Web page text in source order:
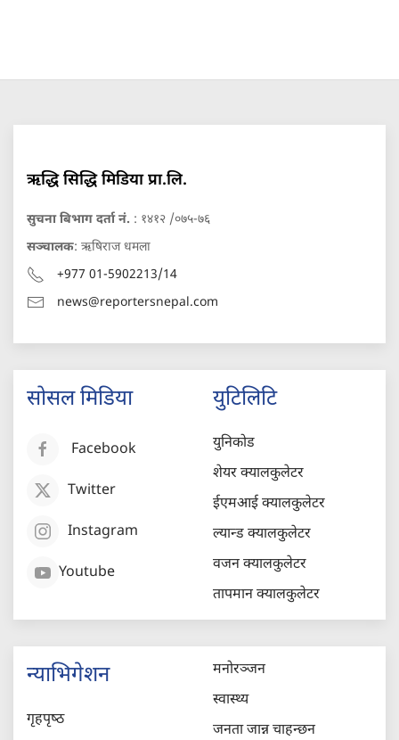
ऋद्धि सिद्धि मिडिया प्रा.लि.
सुचना बिभाग दर्ता नं. : १४१२ /०७५-७६
सञ्चालक: ऋषिराज धमला
+977 01-5902213/14
news@reportersnepal.com
सोसल मिडिया
Facebook
Twitter
Instagram
Youtube
युटिलिटि
युनिकोड
शेयर क्यालकुलेटर
ईएमआई क्यालकुलेटर
ल्यान्ड क्यालकुलेटर
वजन क्यालकुलेटर
तापमान क्यालकुलेटर
न्याभिगेशन
गृहपृष्‍ठ
मनोरञ्जन
स्वास्थ्य
जनता जान्न चाहन्छन